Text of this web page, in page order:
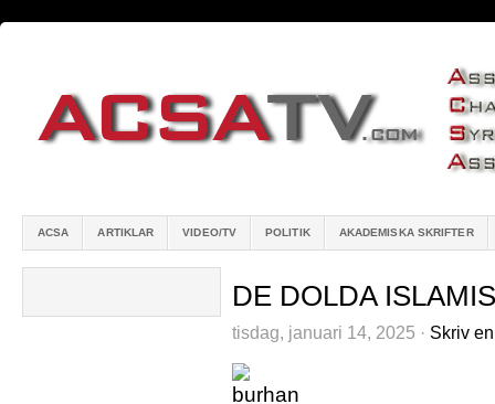
ACSA ARTIKLAR VIDEO/TV POLITIK AKADEMISKA SKRIFTER
DE DOLDA
tisdag, januari 14, 2025 · Skriv